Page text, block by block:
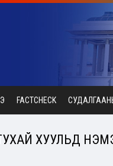
FACTCHECK
ХУУЛЬД